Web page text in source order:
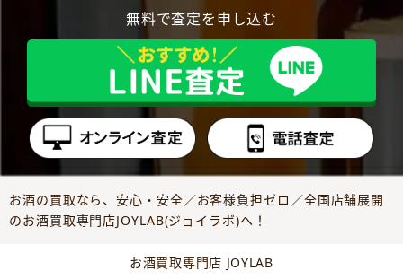
無料で査定を申し込む
お酒の買取なら、安心・安全／お客様負担ゼロ／全国店舗展開
のお酒買取専門店JOYLAB(ジョイラボ)へ！
お酒買取専門店 JOYLAB